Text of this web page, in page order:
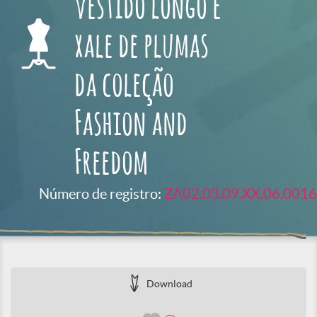
vestido longo e
xale de plumas
da coleção
Fashion and
Freedom
Número de registro: ZA02.03.09.XX.06.0016
Download